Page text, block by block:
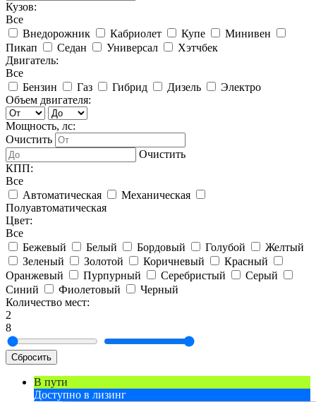
Кузов:
Все
Внедорожник
Кабриолет Купе
Минивен
Пикап
Седан Универсал
Хэтчбек
Двигатель:
Все
Бензин
Газ Гибрид Дизель
Электро
Объем двигателя:
Мощность, лс:
Очистить
Очистить
КПП:
Все
Автоматическая
Механическая
Полуавтоматическая
Цвет:
Все
Бежевый
Белый Бордовый Голубой
Желтый
Зеленый
Золотой Коричневый
Красный
Оранжевый
Пурпурный Серебристый
Серый
Синий
Фиолетовый
Черный
Количество мест:
2
8
Сбросить
В пути
Доступно в лизинг